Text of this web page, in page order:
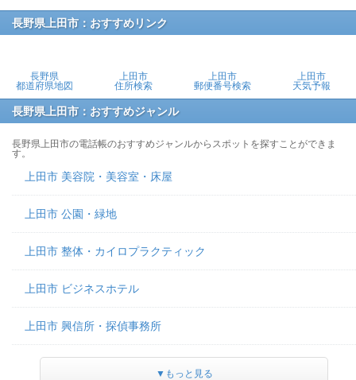
長野県上田市：おすすめリンク
長野県
都道府県地図
上田市
住所検索
上田市
郵便番号検索
上田市
天気予報
長野県上田市：おすすめジャンル
長野県上田市の電話帳のおすすめジャンルからスポットを探すことができま
す。
上田市 美容院・美容室・床屋
上田市 公園・緑地
上田市 整体・カイロプラクティック
上田市 ビジネスホテル
上田市 興信所・探偵事務所
▼もっと見る